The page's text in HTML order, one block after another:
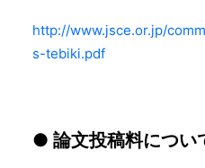
http://www.jsce.or.jp/
s-tebiki.pdf
● 論文投稿料につい